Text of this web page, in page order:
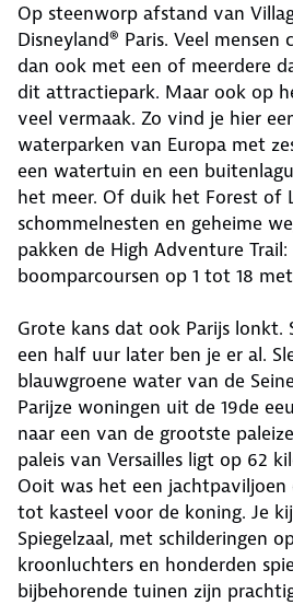
Op steenworp afstand van
Disneyland® Paris. Veel
dan ook met een of meerdere
dit attractiepark. Maar ook op
veel vermaak. Zo vind je hier
waterparken van Europa met
een watertuin en een
het meer. Of duik het Forest of
schommelnesten en geheime
pakken de High Adventure
boomparcoursen op 1 tot 18
Grote kans dat ook Parijs lonkt.
een half uur later ben je er al.
blauwgroene water van de
Parijze woningen uit de 19de
naar een van de grootste
paleis van Versailles ligt op 62
Ooit was het een
tot kasteel voor de koning. Je
Spiegelzaal, met schilderingen
kroonluchters en honderden
bijbehorende tuinen zijn